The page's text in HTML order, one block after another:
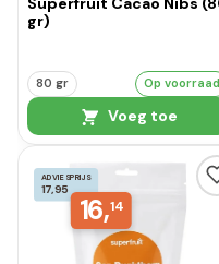
gr)
80 gr Op voorraad
Voeg toe
ADVIESPRIJS
17,95
16,14